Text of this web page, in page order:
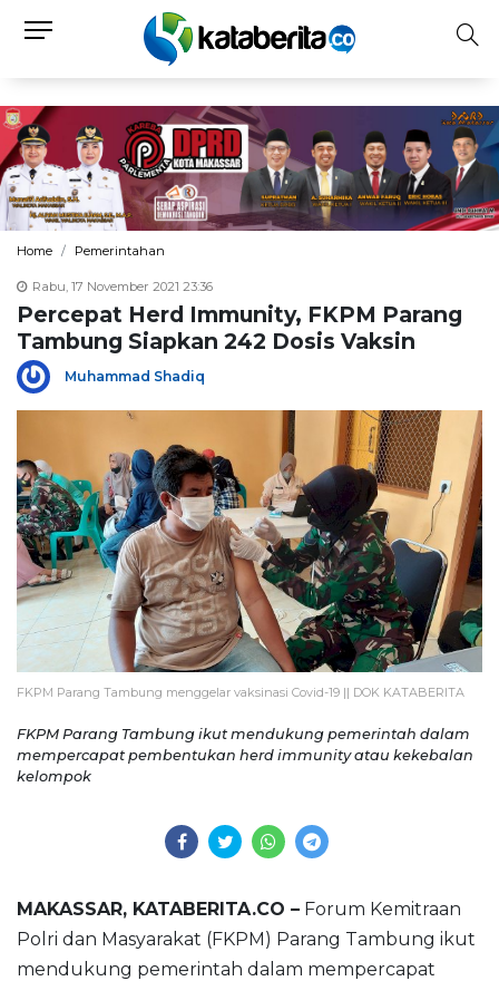
Home Pemerintahan
Rabu, 17 November 2021 23:36
Percepat Herd Immunity, FKPM Parang
Tambung Siapkan 242 Dosis Vaksin
Muhammad Shadiq
FKPM Parang Tambung menggelar vaksinasi Covid-19 || DOK KATABERITA
FKPM Parang Tambung ikut mendukung pemerintah dalam
mempercapat pembentukan herd immunity atau kekebalan
kelompok
MAKASSAR, KATABERITA.CO – Forum Kemitraan
Polri dan Masyarakat (FKPM) Parang Tambung ikut
mendukung pemerintah dalam mempercapat